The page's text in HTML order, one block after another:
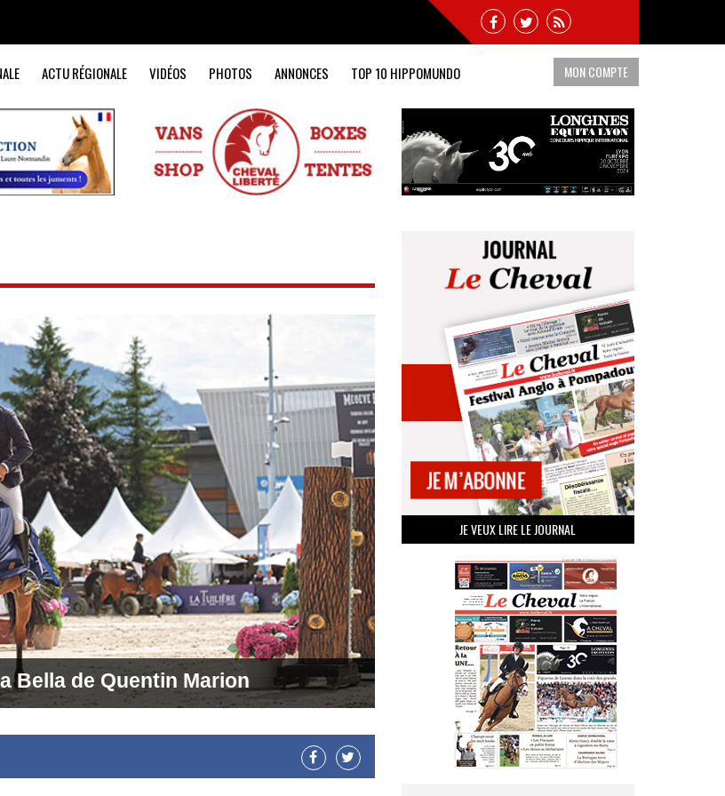
ACTU RÉGIONALE VIDÉOS PHOTOS ANNONCES TOP 10 HIPPOMUNDO MON COMPTE
Bella de Quentin Marion
JE VEUX LIRE LE JOURNAL